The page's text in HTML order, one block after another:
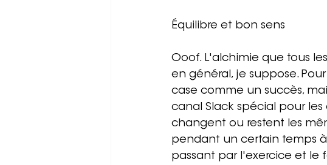
Équilibre et bon sens
Ooof. L'alchimie que tous
en général, je suppose.
case comme un succès,
canal Slack spécial pour
changent ou restent les
pendant un certain temps
passant par l'exercice et